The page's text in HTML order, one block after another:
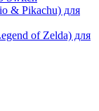
& Pikachu) для
of Zelda) для